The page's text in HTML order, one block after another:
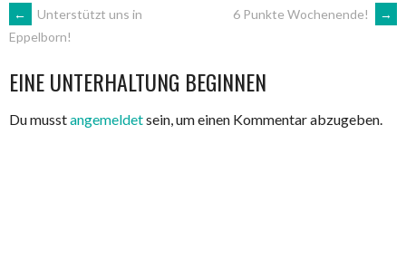
ARTIKEL-
NAVIGATION
←
Unterstützt uns in
Eppelborn!
6 Punkte Wochenende! →
EINE UNTERHALTUNG BEGINNEN
Du musstangemeldetsein, um einen Kommentar abzugeben.